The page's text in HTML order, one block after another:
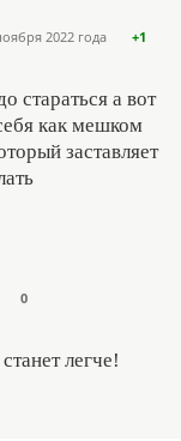
2022 года +1
стараться а вот
как мешком
заставляет
0
легче!